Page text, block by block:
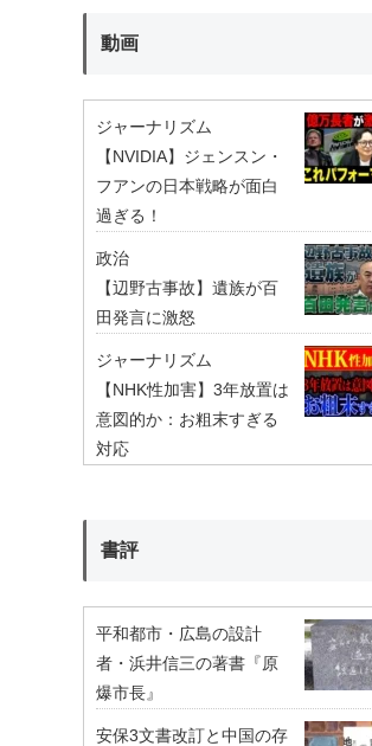
動画
ジャーナリズム
【NVIDIA】ジェンスン・
フアンの日本戦略が面白
過ぎる！
政治
【辺野古事故】遺族が百
田発言に激怒
ジャーナリズム
【NHK性加害】3年放置は
意図的か：お粗末すぎる
対応
書評
平和都市・広島の設計
者・浜井信三の著書『原
爆市長』
安保3文書改訂と中国の存